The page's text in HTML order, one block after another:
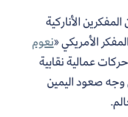
الأناركية
الأمريكي «نعوم
عمالية نقابية
صعود اليمين